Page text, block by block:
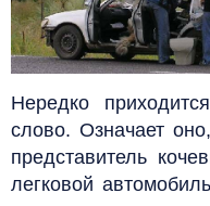
Нередко
слово. Означает
представитель
легковой